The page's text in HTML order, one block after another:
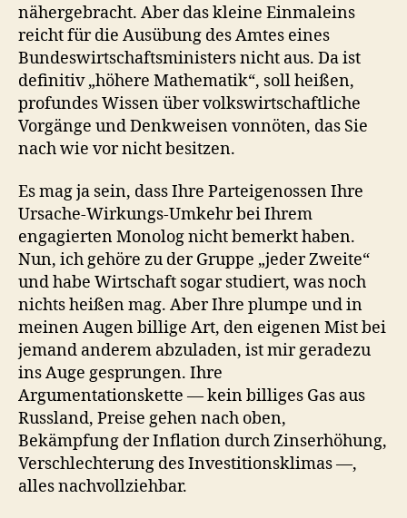
nähergebracht. Aber das kleine Einmaleins
reicht für die Ausübung des Amtes eines
Bundeswirtschaftsministers nicht aus. Da ist
definitiv „höhere Mathematik“, soll heißen,
profundes Wissen über volkswirtschaftliche
Vorgänge und Denkweisen vonnöten, das Sie
nach wie vor nicht besitzen.
Es mag ja sein, dass Ihre Parteigenossen Ihre
Ursache-Wirkungs-Umkehr bei Ihrem
engagierten Monolog nicht bemerkt haben.
Nun, ich gehöre zu der Gruppe „jeder Zweite“
und habe Wirtschaft sogar studiert, was noch
nichts heißen mag. Aber Ihre plumpe und in
meinen Augen billige Art, den eigenen Mist bei
jemand anderem abzuladen, ist mir geradezu
ins Auge gesprungen. Ihre
Argumentationskette — kein billiges Gas aus
Russland, Preise gehen nach oben,
Bekämpfung der Inflation durch Zinserhöhung,
Verschlechterung des Investitionsklimas —,
alles nachvollziehbar.